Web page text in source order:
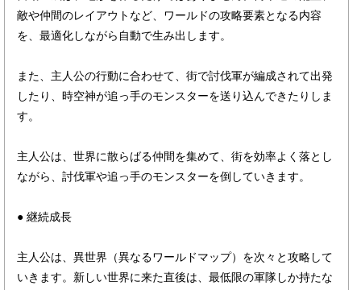
敵や仲間のレイアウトなど、ワールドの攻略要素となる内容
を、最適化しながら自動で生み出します。
また、主人公の行動に合わせて、街で討伐軍が編成されて出発
したり、時空神が追っ手のモンスターを送り込んできたりしま
す。
主人公は、世界に散らばる仲間を集めて、街を効率よく落とし
ながら、討伐軍や追っ手のモンスターを倒していきます。
● 継続成長
主人公は、異世界（異なるワールドマップ）を次々と攻略して
いきます。新しい世界に来た直後は、最低限の軍隊しか持たな